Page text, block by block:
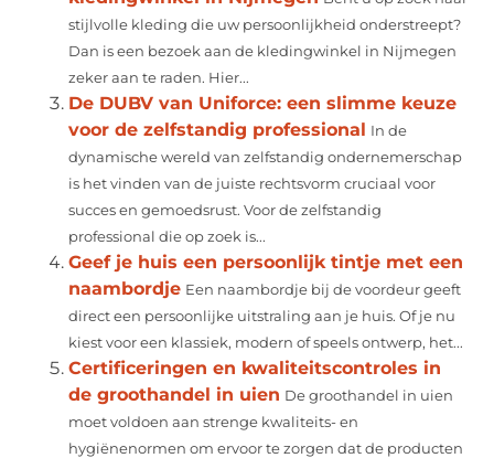
stijlvolle kleding die uw persoonlijkheid onderstreept?
Dan is een bezoek aan de kledingwinkel in Nijmegen
zeker aan te raden. Hier...
De DUBV van Uniforce: een slimme keuze
voor de zelfstandig professional In de
dynamische wereld van zelfstandig ondernemerschap
is het vinden van de juiste rechtsvorm cruciaal voor
succes en gemoedsrust. Voor de zelfstandig
professional die op zoek is...
Geef je huis een persoonlijk tintje met een
naambordje Een naambordje bij de voordeur geeft
direct een persoonlijke uitstraling aan je huis. Of je nu
kiest voor een klassiek, modern of speels ontwerp, het...
Certificeringen en kwaliteitscontroles in
de groothandel in uien De groothandel in uien
moet voldoen aan strenge kwaliteits- en
hygiënenormen om ervoor te zorgen dat de producten